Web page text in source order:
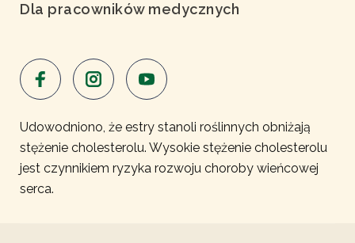
Dla pracowników medycznych
Udowodniono, że estry stanoli roślinnych obniżają
stężenie cholesterolu. Wysokie stężenie cholesterolu
jest czynnikiem ryzyka rozwoju choroby wieńcowej
serca.